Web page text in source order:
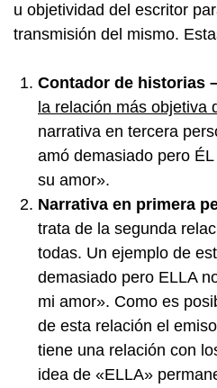
u objetividad del escritor
transmisión del mismo.
Contador de historias
la relación más objetiva
narrativa en tercera
amó demasiado pero
su amor».
Narrativa en primera
trata de la segunda
todas. Un ejemplo de
demasiado pero ELLA
mi amor». Como es
de esta relación el
tiene una relación con
idea de «ELLA»